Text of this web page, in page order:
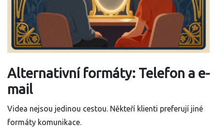
Alternativní formáty: Telefon a e-
mail
Videa nejsou jedinou cestou. Někteří klienti preferují jiné
formáty komunikace.